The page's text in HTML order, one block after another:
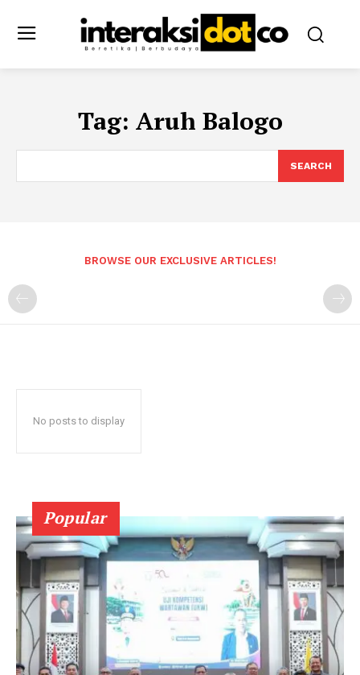
Tag: Aruh Balogo
SEARCH
BROWSE OUR EXCLUSIVE ARTICLES!
No posts to display
Popular